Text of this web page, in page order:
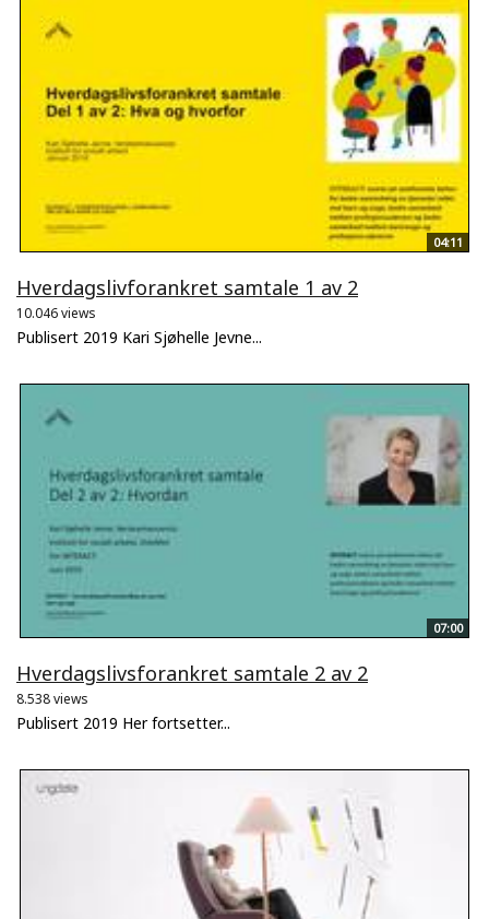
04:11
Hverdagslivforankret samtale 1 av 2
10.046 views
Publisert 2019 Kari Sjøhelle Jevne...
07:00
Hverdagslivsforankret samtale 2 av 2
8.538 views
Publisert 2019 Her fortsetter...